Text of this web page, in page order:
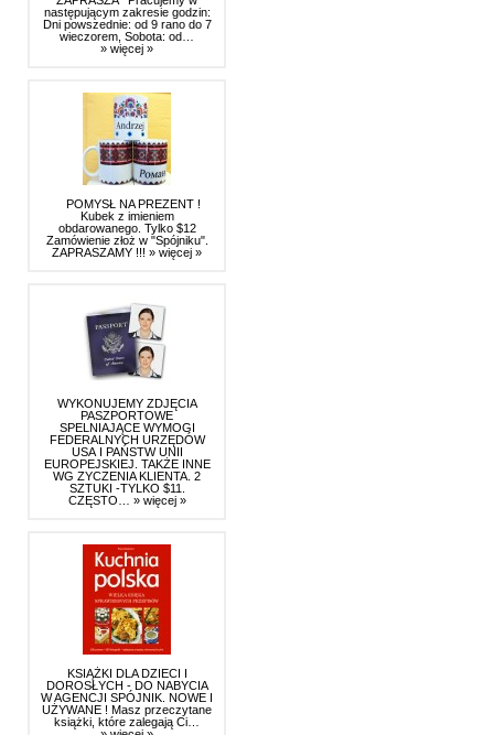
następującym zakresie godzin:
Dni powszednie: od 9 rano do 7
wieczorem, Sobota: od…
» więcej »
POMYSŁ NA PREZENT !
Kubek z imieniem
obdarowanego. Tylko $12
Zamówienie złoż w "Spójniku".
ZAPRASZAMY !!! » więcej »
WYKONUJEMY ZDJĘCIA
PASZPORTOWE
SPELNIAJĄCE WYMOGI
FEDERALNYCH URZĘDÓW
USA I PAŃSTW UNII
EUROPEJSKIEJ. TAKŻE INNE
WG ZYCZENIA KLIENTA. 2
SZTUKI -TYLKO $11.
CZĘSTO… » więcej »
KSIĄŻKI DLA DZIECI I
DOROSŁYCH - DO NABYCIA
W AGENCJI SPÓJNIK. NOWE I
UŻYWANE ! Masz przeczytane
książki, które zalegają Ci…